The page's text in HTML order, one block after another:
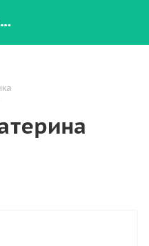
Грамотеева Екатерина Юрьевна